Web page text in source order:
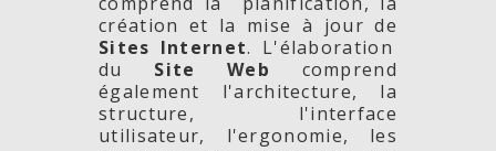
création et la mise à jour de
Sites Internet. L'élaboration
du Site Web comprend
également l'architecture, la
structure, l'interface
utilisateur, l'ergonomie, les